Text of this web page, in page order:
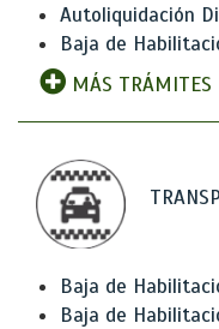
Autoliquidación
Baja de
MÁS TRÁMITES
Baja de
Baja de